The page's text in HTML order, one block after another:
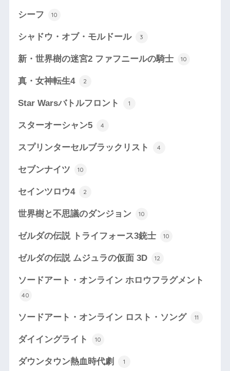
シーフ 10
シャドウ・オブ・モルドール 3
新・世界樹の迷宮2 ファフニールの騎士 10
真・女神転生4 2
Star Warsバトルフロント 1
スターオーシャン5 4
スプリンターセルブラックリスト 4
セブンナイツ 10
セインツロウ4 2
世界樹と不思議のダンジョン 10
ゼルダの伝説 トライフォース3銃士 10
ゼルダの伝説 ムジュラの仮面 3D 12
ソードアート・オンライン ホロウフラグメント
40
ソードアート・オンライン ロスト・ソング 11
ダイイングライト 10
ダウンタウン熱血時代劇 1